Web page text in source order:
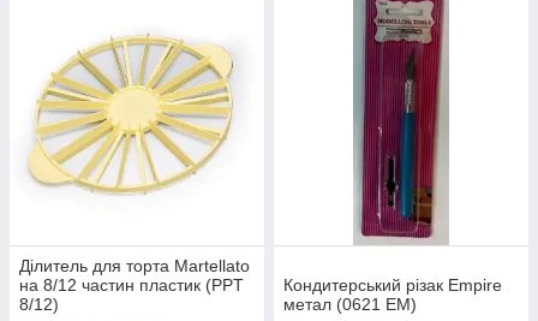
Ділитель для торта Martellato
на 8/12 частин пластик (PPT
8/12)
Кондитерський різак Empire
метал (0621 EM)